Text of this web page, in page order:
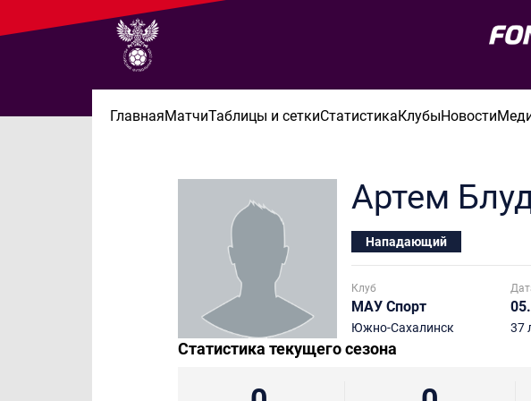
ГлавнаяМатчиТаблицы и сеткиСтатистикаКлубыНовости
Артем
Нападающий
Клуб
МАУ Спорт
Южно-Сахалинск 37
Статистика текущего сезона